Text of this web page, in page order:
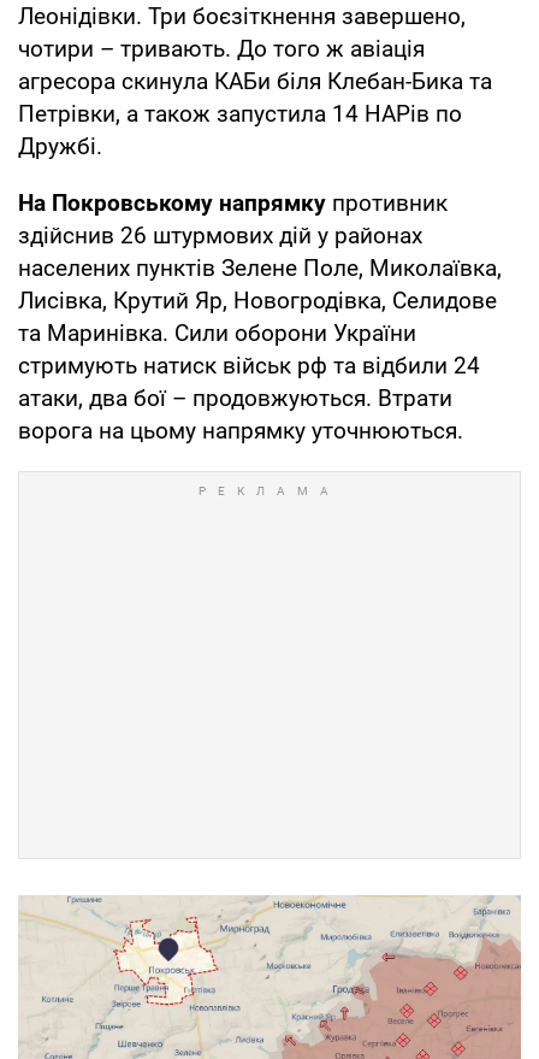
Леонідівки. Три боєзіткнення завершено,
чотири – тривають. До того ж авіація
агресора скинула КАБи біля Клебан-Бика та
Петрівки, а також запустила 14 НАРів по
Дружбі.
На Покровському напрямку противник
здійснив 26 штурмових дій у районах
населених пунктів Зелене Поле, Миколаївка,
Лисівка, Крутий Яр, Новогродівка, Селидове
та Маринівка. Сили оборони України
стримують натиск військ рф та відбили 24
атаки, два бої – продовжуються. Втрати
ворога на цьому напрямку уточнюються.